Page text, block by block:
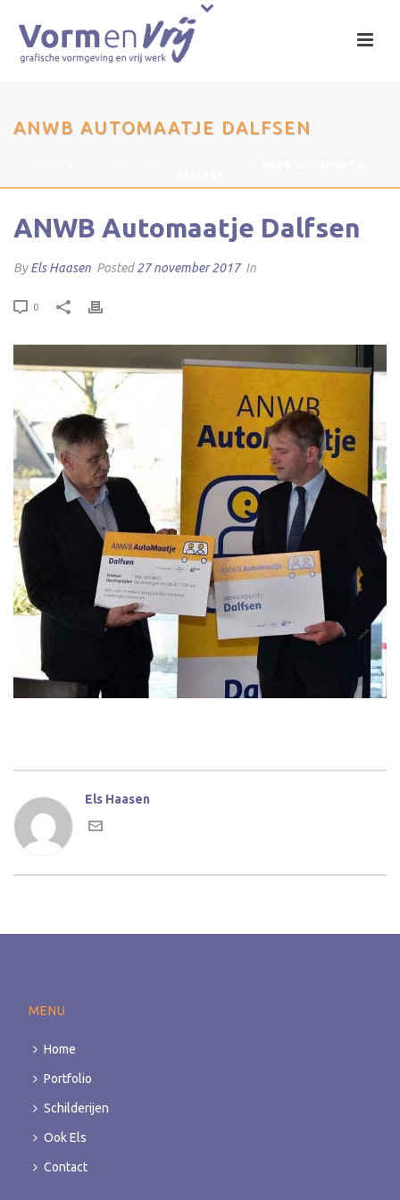
ANWB AUTOMAATJE DALFSEN
ANWB Automaatje Dalfsen
ByEls Haasen Posted27 november 2017 In
0
Els Haasen
MENU
Home
Portfolio
Schilderijen
Ook Els
Contact